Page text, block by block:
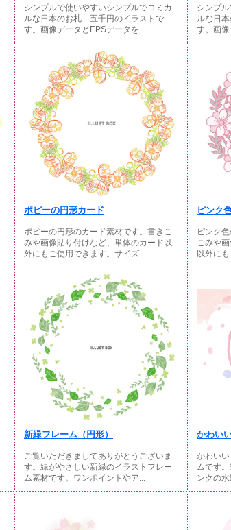
シンプルで使いやすいシンプルでコミカ
ルな日本のお札 五千円のイラストで
す。画像データとEPSデータを...
シンプ
ルな日
す。画
ポピーの円形カード
ポピーの円形のカード素材です。書きこ
みや画像貼り付けなど、単体のカード以
外にもご使用できます。サイズ...
ピンク
ピンク
こみや
以外に
新緑フレーム（円形）
ご覧いただきましてありがとうございま
す。緑がやさしい新緑のイラストフレー
ム素材です。ワンポイントやア...
かわい
かわい
ムです
ンクの